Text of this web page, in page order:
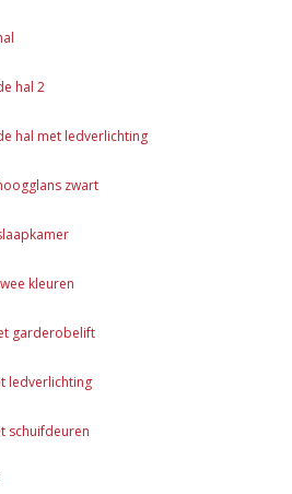
hal 2
hal met ledverlichting
zwart
kleuren
garderobelift
ledverlichting
schuifdeuren